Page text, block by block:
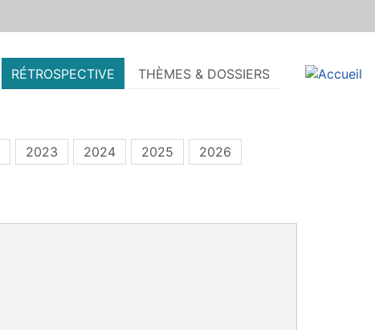
RÉTROSPECTIVE THÈMES & DOSSIERS
2023 2024 2025 2026